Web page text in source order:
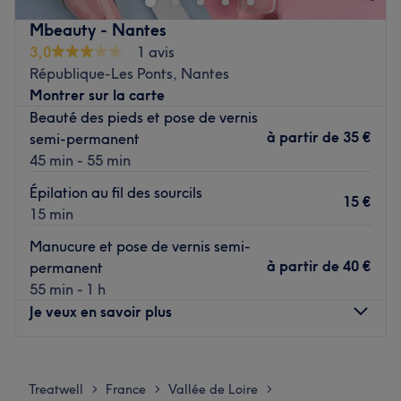
cocooning, le salon met l'accent sur les soins et garantit
une expérience mémorable.
Transport public le plus proche
Le salon est situé à cinq minutes à pied de l'arrêt de bus
St-Jacques.
L’équipe
Leila est ravie de partager son savoir-faire.
L’atmosphère : une ambiance conviviale dans un institut
moderne où vous vous sentirez détendu.
Les spécialités de l’établissement : la beauté du ongle et
la beauté du regard.
Mbeauty - Nantes
3,0
1 avis
République-Les Ponts, Nantes
Montrer sur la carte
Beauté des pieds et pose de vernis
semi-permanent
45 min - 55 min
à partir de 35 €
Épilation au fil des sourcils
15 min
15 €
Manucure et pose de vernis semi-
permanent
55 min - 1 h
à partir de 40 €
Je veux en savoir plus
Mardi
10:30
Treatwell > France > Vallée de Loire >